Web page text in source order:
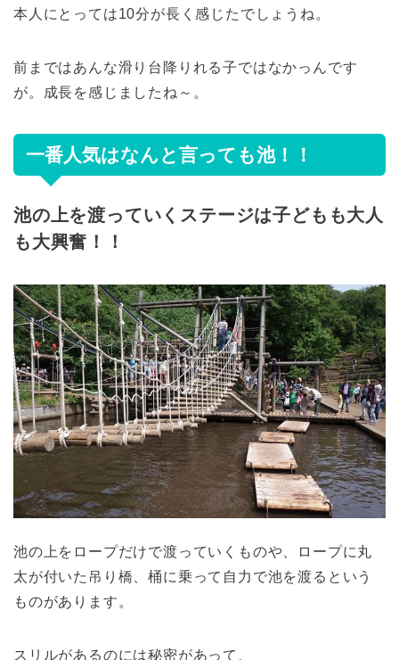
本人にとっては10分が長く感じたでしょうね。
前まではあんな滑り台降りれる子ではなかっんです
が。成長を感じましたね～。
一番人気はなんと言っても池！！
池の上を渡っていくステージは子どもも大人
も大興奮！！
池の上をロープだけで渡っていくものや、ロープに丸
太が付いた吊り橋、桶に乗って自力で池を渡るという
ものがあります。
スリルがあるのには秘密があって、